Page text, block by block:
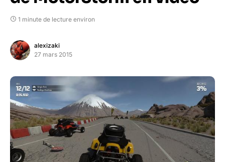
1 minute de lecture environ
alexizaki
27 mars 2015